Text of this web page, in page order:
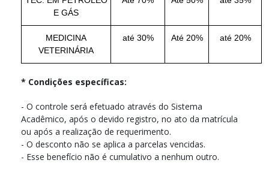
E GÁS
MEDICINA
VETERINÁRIA
até 30% Até 20% até 20%
* Condições específicas:
- O controle será efetuado através do Sistema
Acadêmico, após o devido registro, no ato da matrícula
ou após a realização de requerimento.
- O desconto não se aplica a parcelas vencidas.
- Esse benefício não é cumulativo a nenhum outro.